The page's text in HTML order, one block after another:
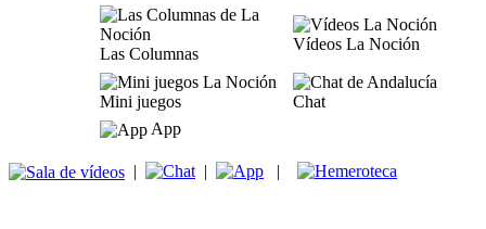
Las Columnas
Vídeos La Noción
Mini juegos
Chat
App
| | |